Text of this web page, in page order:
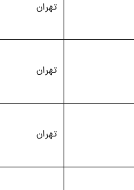
تهران
تهران
تهران